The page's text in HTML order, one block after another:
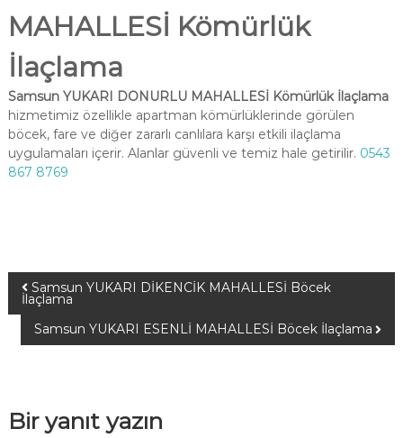
MAHALLESİ Kömürlük
İlaçlama
Samsun YUKARI DONURLU MAHALLESİ Kömürlük İlaçlama
hizmetimiz özellikle apartman kömürlüklerinde görülen
böcek, fare ve diğer zararlı canlılara karşı etkili ilaçlama
uygulamaları içerir. Alanlar güvenli ve temiz hale getirilir. 0543
867 8769
Samsun YUKARI DİKENCİK MAHALLESİ Böcek
İlaçlama
Samsun YUKARI ESENLİ MAHALLESİ Böcek İlaçlama
Bir yanıt yazın